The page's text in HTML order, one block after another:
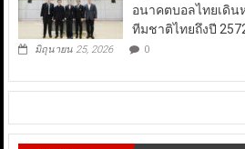
อนาคตบอลไทยเดิ
ทีมชาติไทยถึงปี
มิถุนายน 25, 2026 0